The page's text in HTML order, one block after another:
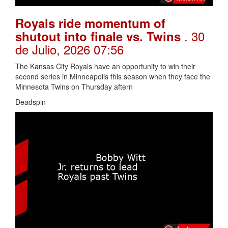
Royals ride momentum of
shutout into finale vs. Twins . 30
de Julio, 2026 07:56
The Kansas City Royals have an opportunity to win their
second series in Minneapolis this season when they face the
Minnesota Twins on Thursday aftern
Deadspin